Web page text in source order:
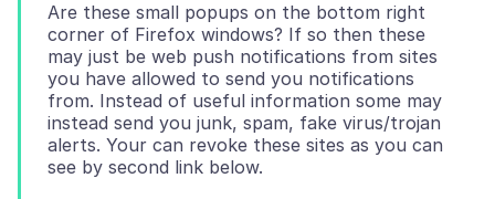
Are these small popups on the bottom right
corner of Firefox windows? If so then these
may just be web push notifications from sites
you have allowed to send you notifications
from. Instead of useful information some may
instead send you junk, spam, fake virus/trojan
alerts. Your can revoke these sites as you can